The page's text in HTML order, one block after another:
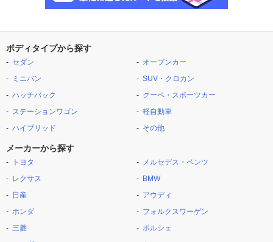
ボディタイプから探す
セダン
ミニバン
ハッチバック
ステーションワゴン
ハイブリッド
オープンカー
SUV・クロカン
クーペ・スポーツカー
軽自動車
その他
メーカーから探す
トヨタ
レクサス
日産
ホンダ
三菱
メルセデス・ベンツ
BMW
アウディ
フォルクスワーゲン
ポルシェ